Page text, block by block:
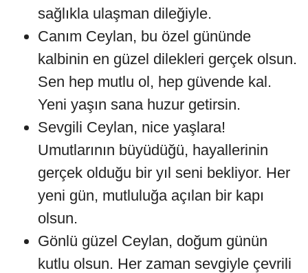
sağlıkla ulaşman dileğiyle.
Canım Ceylan, bu özel gününde
kalbinin en güzel dilekleri gerçek olsun.
Sen hep mutlu ol, hep güvende kal.
Yeni yaşın sana huzur getirsin.
Sevgili Ceylan, nice yaşlara!
Umutlarının büyüdüğü, hayallerinin
gerçek olduğu bir yıl seni bekliyor. Her
yeni gün, mutluluğa açılan bir kapı
olsun.
Gönlü güzel Ceylan, doğum günün
kutlu olsun. Her zaman sevgiyle çevrili